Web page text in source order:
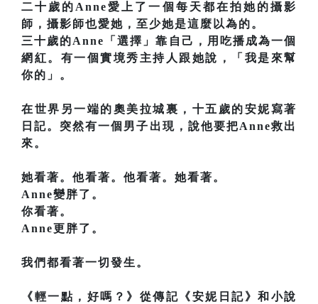
二十歲的Anne愛上了一個每天都在拍她的攝影
師，攝影師也愛她，至少她是這麼以為的。
三十歲的Anne「選擇」靠自己，用吃播成為一個
網紅。有一個實境秀主持人跟她說，「我是來幫
你的」。
在世界另一端的奧美拉城裏，十五歲的安妮寫著
日記。突然有一個男子出現，說他要把Anne救出
來。
她看著。他看著。他看著。她看著。
Anne變胖了。
你看著。
Anne更胖了。
我們都看著一切發生。
《輕一點，好嗎？》從傳記《安妮日記》和小說